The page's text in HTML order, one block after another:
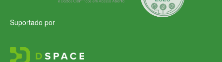
Suportado por